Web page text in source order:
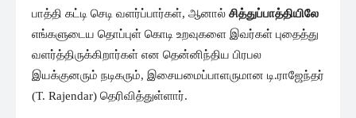
பாத்தி கட்டி செடி வளர்ப்பார்கள், ஆனால் சித்துப்பாத்தியிலே
எங்களுடைய தொப்புள் கொடி உறவுகளை இவர்கள் புதைத்து
வளர்த்திருக்கிறார்கள் என தென்னிந்திய பிரபல
இயக்குனரும் நடிகரும், இசையமைப்பாளருமான டி.ராஜேந்தர்
(T. Rajendar) தெரிவித்துள்ளார்.